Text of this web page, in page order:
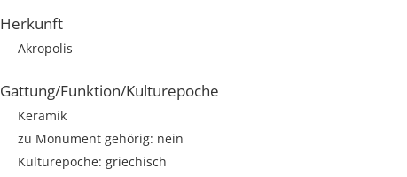
Herkunft
Akropolis
Gattung/Funktion/Kulturepoche
Keramik
zu Monument gehörig: nein
Kulturepoche: griechisch